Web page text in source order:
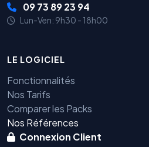
09 73 89 23 94
Lun-Ven: 9h30 - 18h00
LE LOGICIEL
Fonctionnalités
Nos Tarifs
Comparer les Packs
Nos Références
Connexion Client